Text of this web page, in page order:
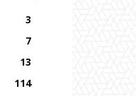
3
7
13
114